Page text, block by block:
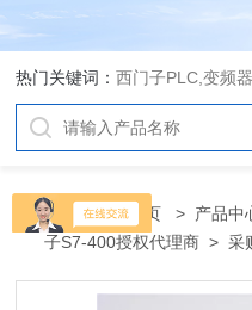
热门关键词：西门子PLC,变频
当前位置：首页 > 产品中
子S7-400授权代理商 > 采